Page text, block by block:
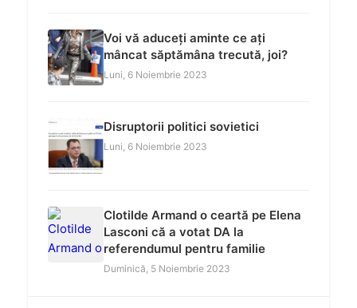
Voi vă aduceți aminte ce ați
mâncat săptămâna trecută, joi?
Luni, 6 Noiembrie 2023
Disruptorii politici sovietici
Luni, 6 Noiembrie 2023
Clotilde Armand o ceartă pe Elena
Lasconi că a votat DA la
referendumul pentru familie
Duminică, 5 Noiembrie 2023